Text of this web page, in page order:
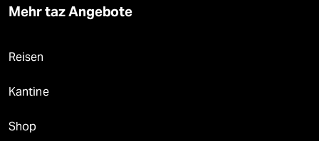
Mehr taz Angebote
Reisen
Kantine
Shop